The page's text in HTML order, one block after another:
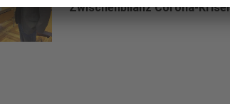
Zwischenbilanz Corona-